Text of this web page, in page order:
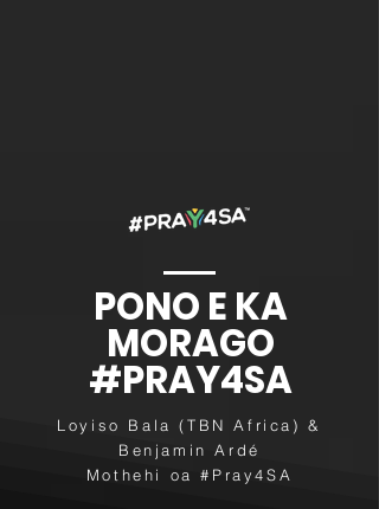
PONO E KA
MORAGO
#PRAY4SA
Loyiso Bala (TBN Africa) &
Benjamin Ardé
Mothehi oa #Pray4SA